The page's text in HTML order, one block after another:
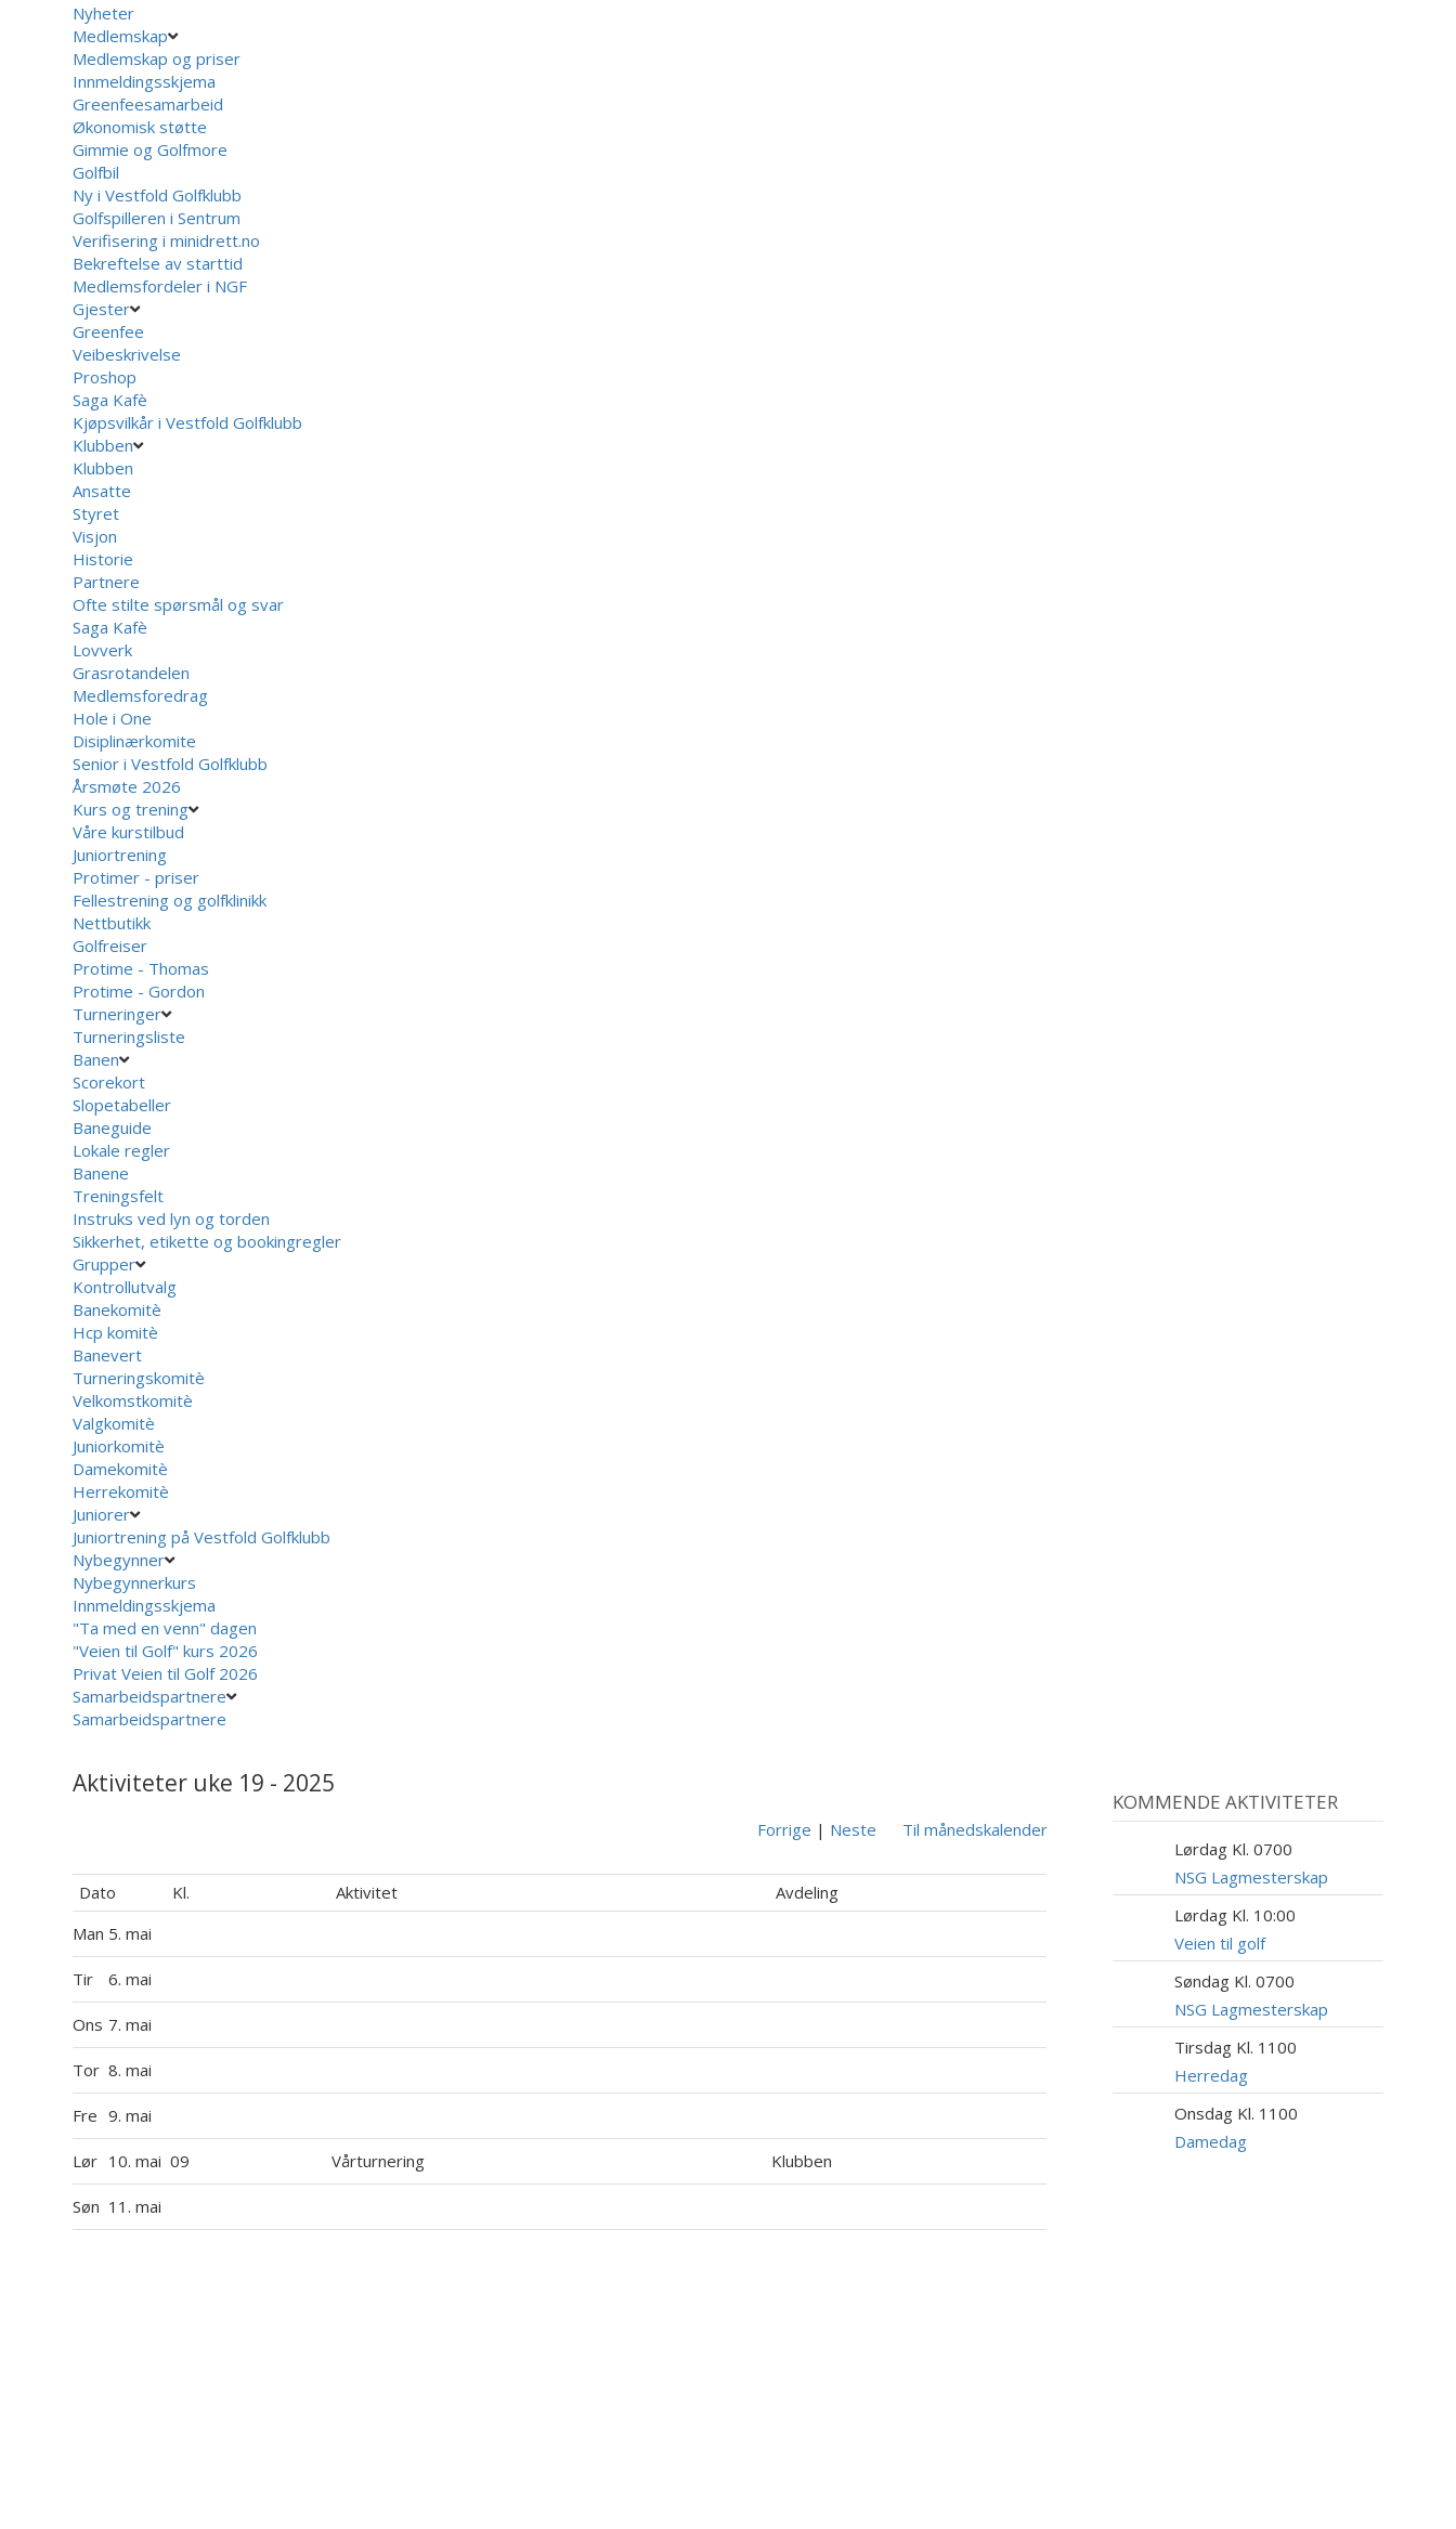
Nyheter
Medlemskap
Medlemskap og priser
Innmeldingsskjema
Greenfeesamarbeid
Økonomisk støtte
Gimmie og Golfmore
Golfbil
Ny i Vestfold Golfklubb
Golfspilleren i Sentrum
Verifisering i minidrett.no
Bekreftelse av starttid
Medlemsfordeler i NGF
Gjester
Greenfee
Veibeskrivelse
Proshop
Saga Kafè
Kjøpsvilkår i Vestfold Golfklubb
Klubben
Klubben
Ansatte
Styret
Visjon
Historie
Partnere
Ofte stilte spørsmål og svar
Saga Kafè
Lovverk
Grasrotandelen
Medlemsforedrag
Hole i One
Disiplinærkomite
Senior i Vestfold Golfklubb
Årsmøte 2026
Kurs og trening
Våre kurstilbud
Juniortrening
Protimer - priser
Fellestrening og golfklinikk
Nettbutikk
Golfreiser
Protime - Thomas
Protime - Gordon
Turneringer
Turneringsliste
Banen
Scorekort
Slopetabeller
Baneguide
Lokale regler
Banene
Treningsfelt
Instruks ved lyn og torden
Sikkerhet, etikette og bookingregler
Grupper
Kontrollutvalg
Banekomitè
Hcp komitè
Banevert
Turneringskomitè
Velkomstkomitè
Valgkomitè
Juniorkomitè
Damekomitè
Herrekomitè
Juniorer
Juniortrening på Vestfold Golfklubb
Nybegynner
Nybegynnerkurs
Innmeldingsskjema
"Ta med en venn" dagen
"Veien til Golf" kurs 2026
Privat Veien til Golf 2026
Samarbeidspartnere
Samarbeidspartnere
Aktiviteter uke 19 - 2025
Forrige | Neste Til månedskalender
Dato Kl. Aktivitet
Avdeling
Man 5. mai
Tir 6. mai
Ons 7. mai
Tor 8. mai
Fre 9. mai
Lør 10. mai 09 Vårturnering Klubben
Søn 11. mai
KOMMENDE AKTIVITETER
Lørdag Kl. 0700
NSG Lagmesterskap
Lørdag Kl. 10:00
Veien til golf
Søndag Kl. 0700
NSG Lagmesterskap
Tirsdag Kl. 1100
Herredag
Onsdag Kl. 1100
Damedag